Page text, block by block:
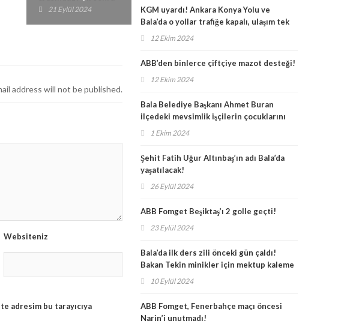
Kapatılacak mı?
13 Eylül 2024
address will not be published.
Websiteniz
adresim bu tarayıcıya
KGM uyardı! Ankara Konya Yolu ve
Bala’da o yollar trafiğe kapalı, ulaşım tek
şeritten!
12 Ekim 2024
ABB’den binlerce çiftçiye mazot desteği!
12 Ekim 2024
Bala Belediye Başkanı Ahmet Buran
ilçedeki mevsimlik işçilerin çocuklarını
unutmadı
1 Ekim 2024
Şehit Fatih Uğur Altınbaş’ın adı Bala’da
yaşatılacak!
26 Eylül 2024
ABB Fomget Beşiktaş’ı 2 golle geçti!
23 Eylül 2024
Bala’da ilk ders zili önceki gün çaldı!
Bakan Tekin minikler için mektup kaleme
aldı, İlçe Kaymakamı Yıldırım ise okulları
10 Eylül 2024
ABB Fomget, Fenerbahçe maçı öncesi
Narin’i unutmadı!